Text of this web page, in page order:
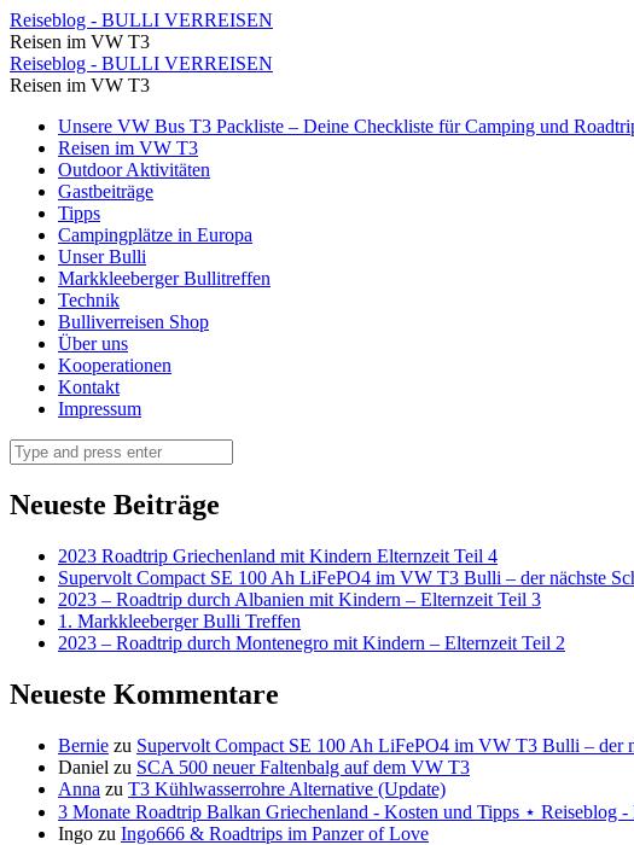
⋆
Reiseblog
-
BULLI
VERREISEN
Reiseblog - BULLI VERREISEN
Reisen im VW T3
⋆
Reiseblog
BULLI
VERREISEN
Reiseblog - BULLI VERREISEN
Reisen im VW T3
Skip
content
Unsere VW Bus T3 Packliste – Deine Checkliste für Camping und
Reisen im VW T3
Outdoor Aktivitäten
Gastbeiträge
Tipps
Campingplätze in Europa
Unser Bulli
Markkleeberger Bullitreffen
Technik
Bulliverreisen Shop
Über uns
Kooperationen
Kontakt
Impressum
Search
Neueste Beiträge
2023 Roadtrip Griechenland mit Kindern Elternzeit Teil 4
Supervolt Compact SE 100 Ah LiFePO4 im VW T3 Bulli – der nächste
2023 – Roadtrip durch Albanien mit Kindern – Elternzeit Teil 3
1. Markkleeberger Bulli Treffen
2023 – Roadtrip durch Montenegro mit Kindern – Elternzeit Teil 2
Neueste Kommentare
Bernie zu Supervolt Compact SE 100 Ah LiFePO4 im VW T3 Bulli – der
Daniel zu SCA 500 neuer Faltenbalg auf dem VW T3
Anna zu T3 Kühlwasserrohre Alternative (Update)
3 Monate Roadtrip Balkan Griechenland - Kosten und Tipps ⋆
Ingo zu Ingo666 & Roadtrips im Panzer of Love